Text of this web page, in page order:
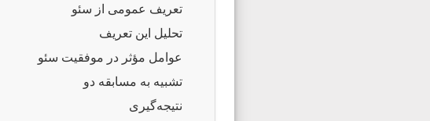
تعریف عمومی از سئو
تحلیل این تعریف
عوامل مؤثر در موفقیت سئو
تشبیه به مسابقه دو
نتیجه‌گیری